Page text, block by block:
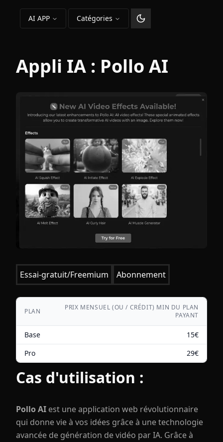
AI APP Catégories
Changer le thème
Appli IA : Pollo AI
Essai-gratuit/Freemium Abonnement
PLAN
PRIX MENSUEL (OU / CRÉDIT) MIN DU PLAN
PAYANT
Base 15€
Pro
29€
Cas d'utilisation :
Pollo AI est une application web révolutionnaire
qui donne vie à vos idées grâce à une technologie
avancée de génération de vidéo par IA. Grâce à